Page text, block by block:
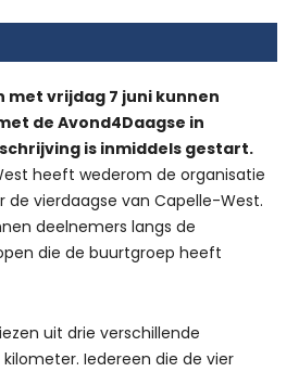
met vrijdag 7 juni kunnen
de Avond4Daagse in
is inmiddels gestart.
heeft wederom de organisatie
de vierdaagse van Capelle-West.
deelnemers langs de
die de buurtgroep heeft
uit drie verschillende
kilometer. Iedereen die de vier